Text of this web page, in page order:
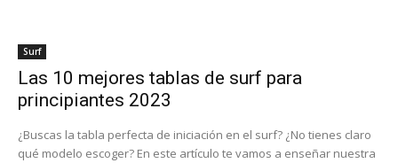
Surf
Las 10 mejores tablas de surf para
principiantes 2023
¿Buscas la tabla perfecta de iniciación en el surf? ¿No tienes claro
qué modelo escoger? En este artículo te vamos a enseñar nuestra